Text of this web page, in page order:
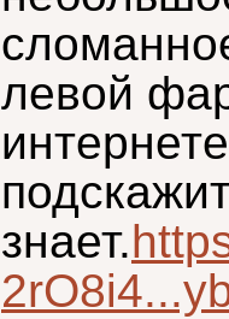
левой
знает.